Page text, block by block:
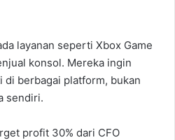
layanan seperti Xbox Game
konsol. Mereka ingin
di berbagai platform, bukan
sendiri.
profit 30% dari CFO